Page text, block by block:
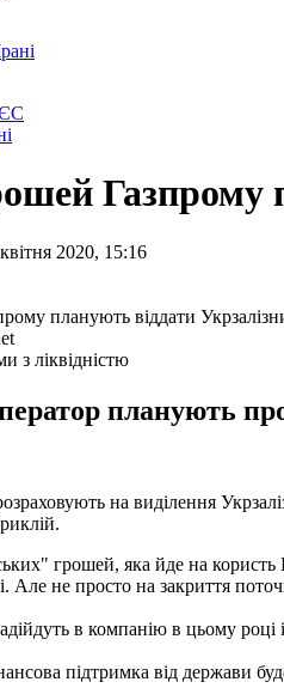
Газпрому
2020, 15:16
з ліквідністю
планують
на виділення
грошей, яка йде на користь
Але не просто на закриття
в компанію в цьому році
підтримка від держави